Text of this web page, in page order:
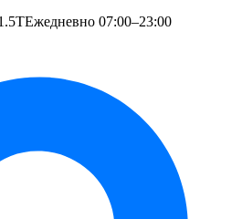
Ежедневно 07:00–23:00